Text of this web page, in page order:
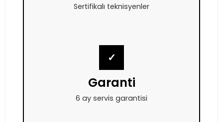
Sertifikalı teknisyenler
✓
Garanti
6 ay servis garantisi